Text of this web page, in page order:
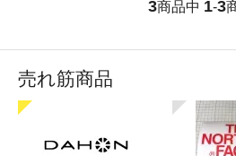
3商品中 1-3
売れ筋商品